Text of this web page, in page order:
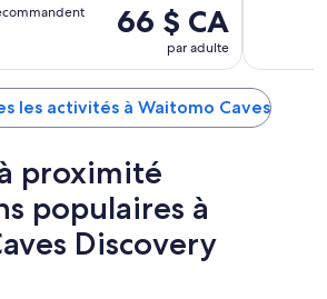
66 $ CA
par adulte
les activités à Waitomo Caves
proximité
populaires à
Discovery